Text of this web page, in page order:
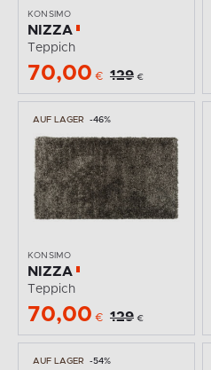
KONSIMO
NIZZA
Teppich
70,00 € 129 €
AUF LAGER -46%
KONSIMO
NIZZA
Teppich
70,00 € 129 €
AUF LAGER -54%